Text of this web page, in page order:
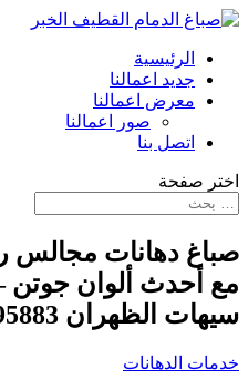
الرئيسية
جديد اعمالنا
معرض اعمالنا
صور اعمالنا
اتصل بنا
اختر صفحة
صباغ دهانات مجالس
مع أحدث ألوان جوتن
سيهات الظهران 0532095883
خدمات الدهانات